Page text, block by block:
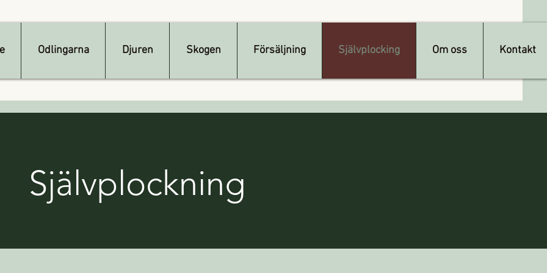
Odlingarna Djuren Skogen Försäljning Självplocking Om oss Kontakt
Självplockning